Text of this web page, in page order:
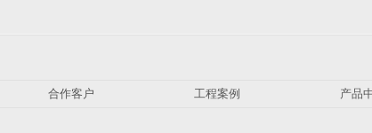
合作客户 工程案例 产品